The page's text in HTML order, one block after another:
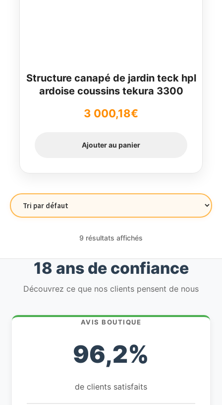
Structure canapé de jardin teck hpl
ardoise coussins tekura 3300
3 000,18€
Ajouter au panier
9 résultats affichés
18 ans de confiance
Découvrez ce que nos clients pensent de nous
AVIS BOUTIQUE
96,2%
de clients satisfaits